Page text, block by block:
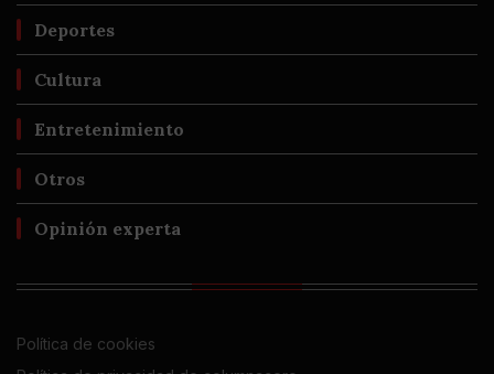
Deportes
Cultura
Entretenimiento
Otros
Opinión experta
Política de cookies